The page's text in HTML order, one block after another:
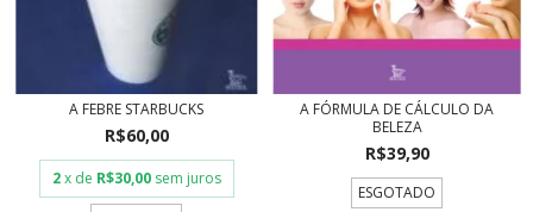
A FEBRE STARBUCKS
R$60,00
2 x de R$30,00 sem juros
A FÓRMULA DE CÁLCULO DA
BELEZA
R$39,90
ESGOTADO